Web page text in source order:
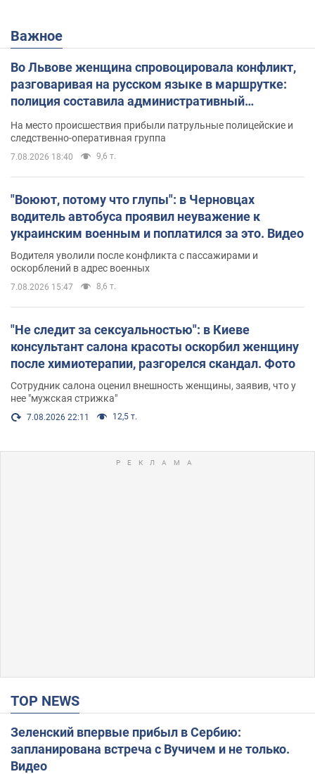
Важное
Во Львове женщина спровоцировала конфликт,
разговаривая на русском языке в маршрутке:
полиция составила административный
На место происшествия прибыли патрульные полицейские и
следственно-оперативная группа
7.08.2026 18:40 9,6 т.
"Воюют, потому что глупы": в Черновцах
водитель автобуса проявил неуважение к
украинским военным и поплатился за это. Видео
Водителя уволили после конфликта с пассажирами и
оскорблений в адрес военных
7.08.2026 15:47 8,6 т.
"Не следит за сексуальностью": в Киеве
консультант салона красоты оскорбил женщину
после химиотерапии, разгорелся скандал. Фото
Сотрудник салона оценил внешность женщины, заявив, что у
нее "мужская стрижка"
7.08.2026 22:11 12,5 т.
TOP NEWS
Зеленский впервые прибыл в Сербию:
запланирована встреча с Вучичем и не только.
Видео